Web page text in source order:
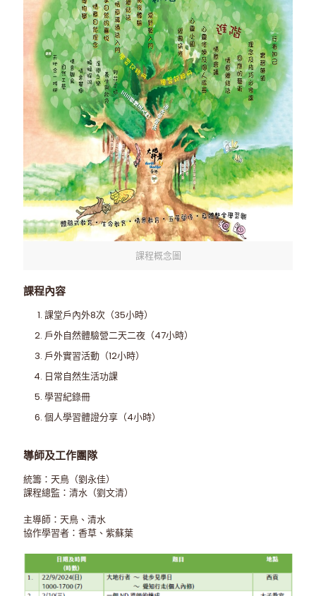
課程概念圖
課程內容
課堂戶內外8次（35小時）
戶外自然體驗營二天二夜（47小時）
戶外實習活動（12小時）
日常自然生活功課
學習紀錄冊
個人學習體證分享（4小時）
導師及工作團隊
統籌：天鳥（劉永佳）
課程總監：清水（劉文清）
主導師：天鳥、清水
協作學習者：香草、紫蘇葉